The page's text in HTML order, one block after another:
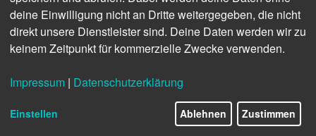
Der Standort in Wetzlar ist einst der
Ausgangspunkt von Hörgeräte Espig
gewesen, hier hatten Gert und Ina Espig
eröffnet. 1995 folgte in Gießen ein zweites
Geschäft, 2014 kam ein drittes in Pohlheim
hinzu. In ihren Betrieben hatten die
deine Einwilligung nicht an Dritte weitergegeben, die nicht
direkt unsere Dienstleister sind. Deine Daten werden wir zu
keinem Zeitpunkt für kommerzielle Zwecke verwenden.
Impressum | Datenschutzerklärung
Einstellen Ablehnen Zustimmen